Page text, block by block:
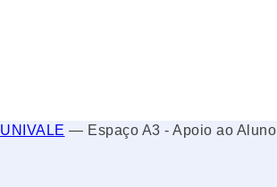
UNIVALE — Espaço A3 - Apoio ao Aluno